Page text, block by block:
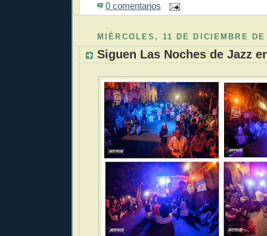
0 comentarios
MIÉRCOLES, 11 DE DICIEMBRE
Siguen Las Noches de Jazz